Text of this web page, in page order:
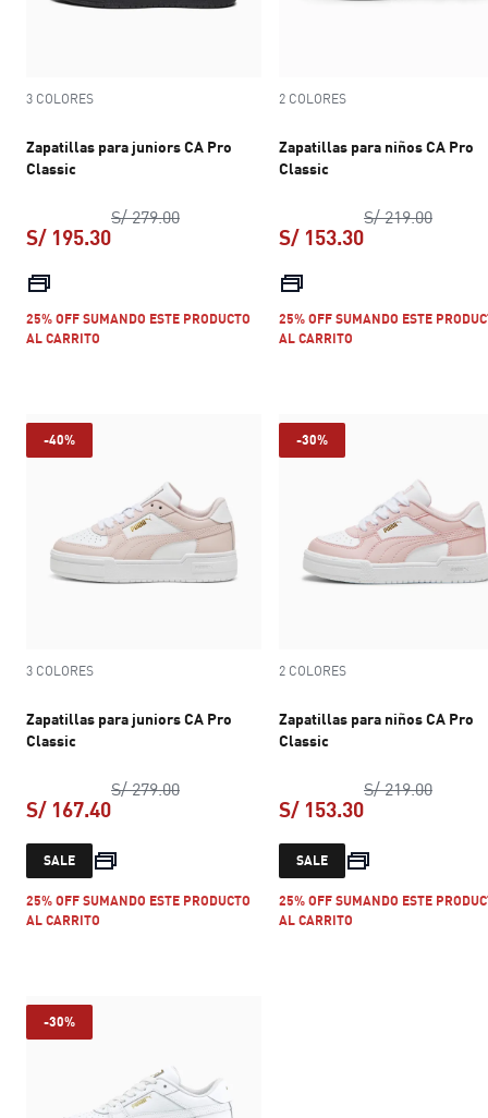
3 COLORES
Zapatillas para juniors CA Pro
Classic
S/ 279.00precio original S/ 279.00
S/ 195.30
precio actual S/ 195.30
25% OFF SUMANDO ESTE PRODUCTO
AL CARRITO
2 COLORES
Zapatillas para niños CA Pro
Classic
S/ 219.00precio
S/ 153.30
25% OFF SUMANDO ESTE
AL CARRITO
-40%
3 COLORES
Zapatillas para juniors CA Pro
Classic
S/ 279.00precio original S/ 279.00
S/ 167.40
precio actual S/ 167.40
SALE
25% OFF SUMANDO ESTE PRODUCTO
AL CARRITO
-30%
2 COLORES
Zapatillas para niños CA Pro
Classic
S/ 219.00precio
S/ 153.30
precio actual
SALE
25% OFF SUMANDO ESTE
AL CARRITO
-30%